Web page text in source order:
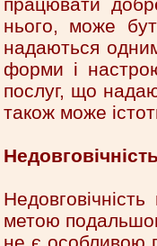
нього, може
надаються
форми і
послуг, що
також може
метою